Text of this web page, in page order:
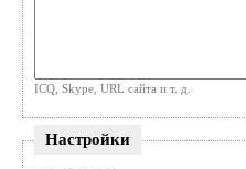
ICQ, Skype, URL сайта и т. д.
Настройки